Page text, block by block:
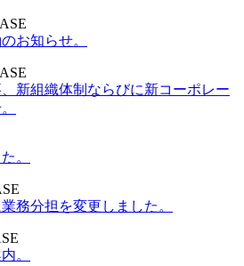
お知らせ。
新組織体制ならびに新コーポレー
。
務分担を変更しました。
。